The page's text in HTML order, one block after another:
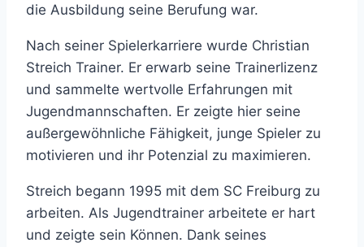
die Ausbildung seine Berufung war.
Nach seiner Spielerkarriere wurde Christian
Streich Trainer. Er erwarb seine Trainerlizenz
und sammelte wertvolle Erfahrungen mit
Jugendmannschaften. Er zeigte hier seine
außergewöhnliche Fähigkeit, junge Spieler zu
motivieren und ihr Potenzial zu maximieren.
Streich begann 1995 mit dem SC Freiburg zu
arbeiten. Als Jugendtrainer arbeitete er hart
und zeigte sein Können. Dank seines